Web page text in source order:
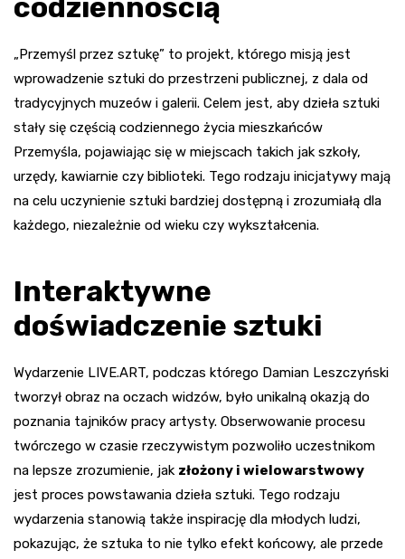
codziennością
„Przemyśl przez sztukę” to projekt, którego misją jest
wprowadzenie sztuki do przestrzeni publicznej, z dala od
tradycyjnych muzeów i galerii. Celem jest, aby dzieła sztuki
stały się częścią codziennego życia mieszkańców
Przemyśla, pojawiając się w miejscach takich jak szkoły,
urzędy, kawiarnie czy biblioteki. Tego rodzaju inicjatywy mają
na celu uczynienie sztuki bardziej dostępną i zrozumiałą dla
każdego, niezależnie od wieku czy wykształcenia.
Interaktywne
doświadczenie sztuki
Wydarzenie LIVE.ART, podczas którego Damian Leszczyński
tworzył obraz na oczach widzów, było unikalną okazją do
poznania tajników pracy artysty. Obserwowanie procesu
twórczego w czasie rzeczywistym pozwoliło uczestnikom
na lepsze zrozumienie, jak złożony i wielowarstwowy
jest proces powstawania dzieła sztuki. Tego rodzaju
wydarzenia stanowią także inspirację dla młodych ludzi,
pokazując, że sztuka to nie tylko efekt końcowy, ale przede